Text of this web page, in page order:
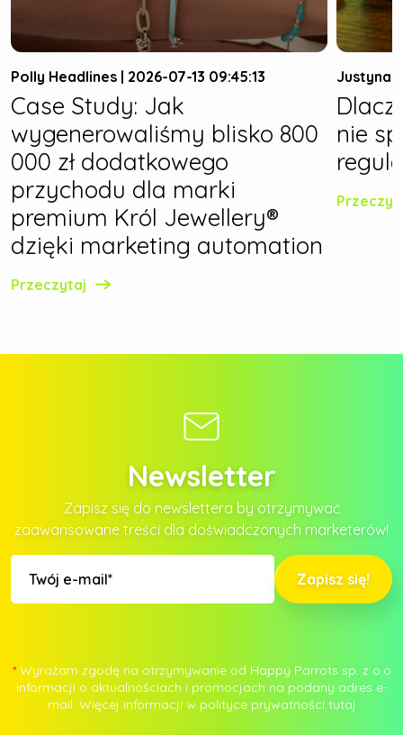
Polly Headlines | 2026-07-13 09:45:13
Case Study: Jak
wygenerowaliśmy blisko 800
000 zł dodatkowego
przychodu dla marki
premium Król Jewellery®
dzięki marketing automation
Przeczytaj
Justyna
nie
Newsletter
Zapisz się do newslettera by otrzymywać
zaawansowane treści dla doświadczonych marketerów!
Zapisz się!
* Wyrażam zgodę na otrzymywanie od Happy Parrots sp. z o.o
informacji o aktualnościach i promocjach na podany adres e-
mail. Więcej informacji w polityce prywatności tutaj